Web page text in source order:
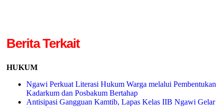
Berita Terkait
HUKUM
Ngawi Perkuat Literasi Hukum Warga melalui Pembentukan
Kadarkum dan Posbakum Bertahap
Antisipasi Gangguan Kamtib, Lapas Kelas IIB Ngawi Gelar